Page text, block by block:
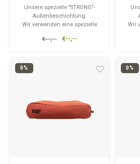
Unsere spezielle "STRONG"-
Außenbeschichtung:
Wir verwenden eine spezielle
meisten unserer Hundebetten.
Hundekissen mit "STRONG"-
€--,-- €--,--
Wir
0% 0%